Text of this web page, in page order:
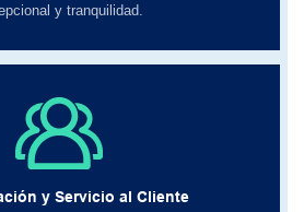
y tranquilidad.
y Servicio al Cliente